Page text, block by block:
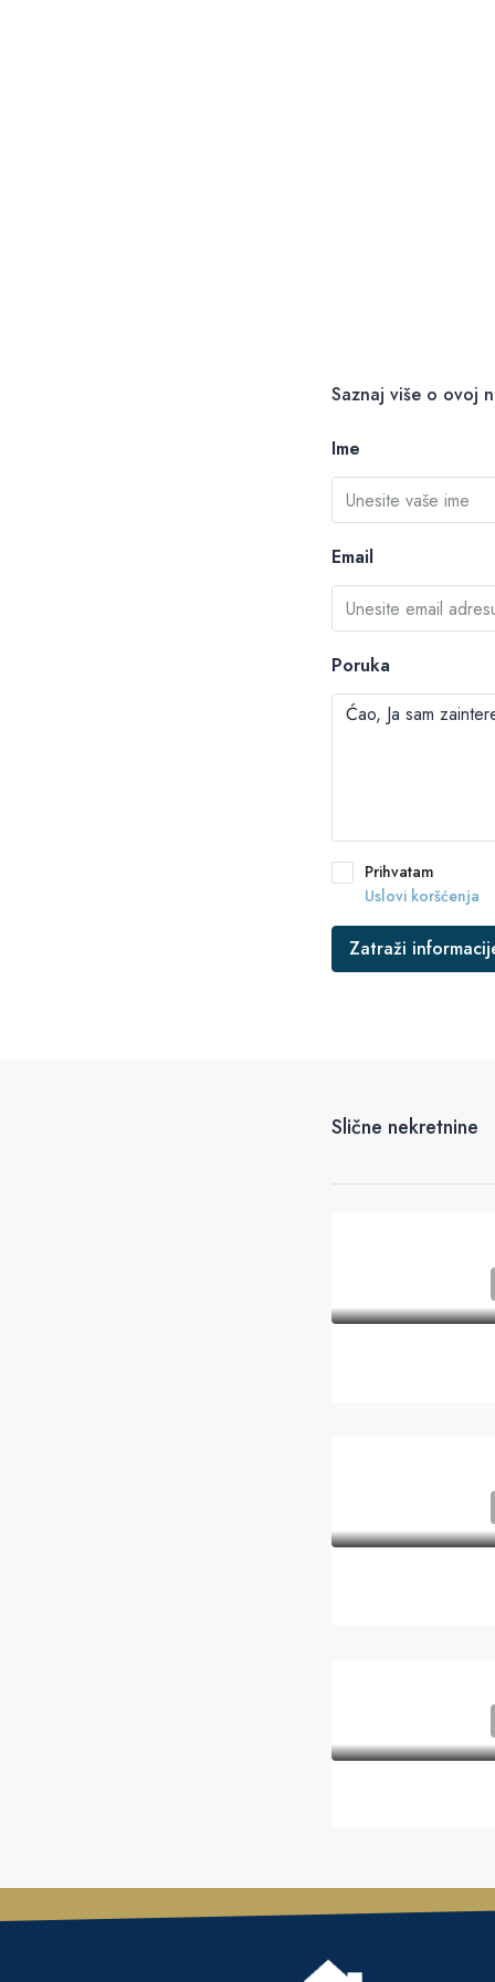
Saznaj više o ovoj
Ime
Email
Poruka
Prihvatam
Uslovi koršćenja
Zatraži
Slične nekretnine